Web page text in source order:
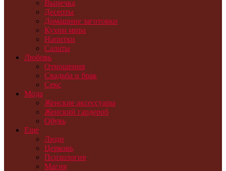
Выпечка
Десерты
Домашние заготовки
Кухни мира
Напитки
Салаты
Любовь
Отношения
Свадьба и брак
Секс
Мода
Женские аксессуары
Женский гардероб
Обувь
Еще
Люди
Церковь
Психология
Магия